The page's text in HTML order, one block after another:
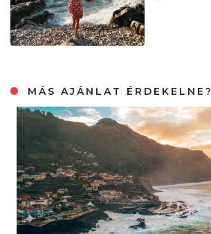
MÁS AJÁNLAT ÉRDEKELNE?